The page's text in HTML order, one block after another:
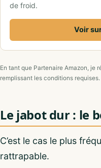
de froid.
Voir
En tant que Partenaire Amazon, je
remplissant les conditions requises.
Le jabot dur : le
C’est le cas le plus
rattrapable.